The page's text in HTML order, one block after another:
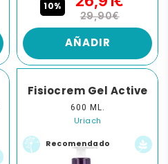
10%
29,90€
AÑADIR
Fisiocrem Gel Active
600 ML.
Uriach
Recomendado